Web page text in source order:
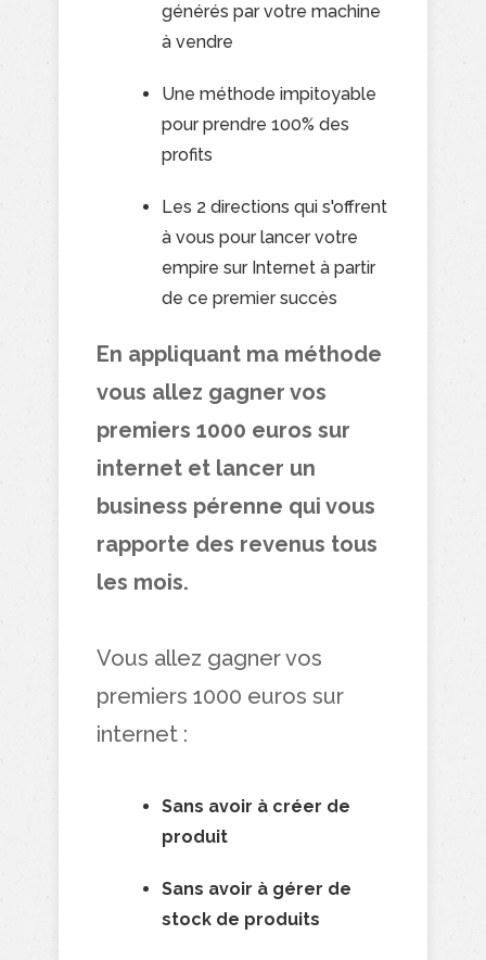
générés par votre machine
à vendre
Une méthode impitoyable
pour prendre 100% des
profits
Les 2 directions qui s'offrent
à vous pour lancer votre
empire sur Internet à partir
de ce premier succès
En appliquant ma méthode
vous allez gagner vos
premiers 1000 euros sur
internet et lancer un
business pérenne qui vous
rapporte des revenus tous
les mois.
Vous allez gagner vos
premiers 1000 euros sur
internet :
Sans avoir à créer de
produit
Sans avoir à gérer de
stock de produits